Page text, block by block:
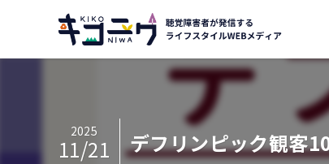
デフリンピック観客
2025
11/21